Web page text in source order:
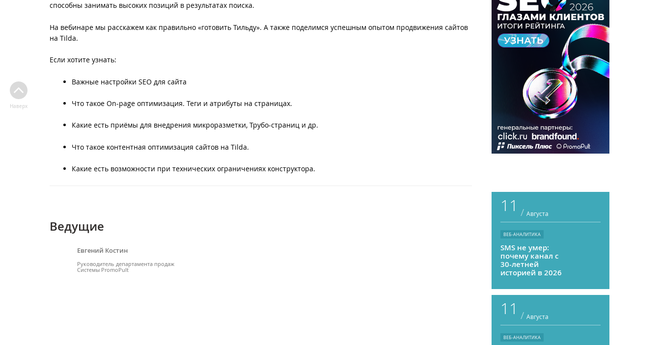
способны занимать высоких позиций в результатах поиска.
На вебинаре мы расскажем как правильно «готовить Тильду». А также поделимся успешным опытом продвижения сайтов
на Tilda.
Если хотите узнать:
Важные настройки SEO для сайта
Что такое On-page оптимизация. Теги и атрибуты на страницах.
Какие есть приёмы для внедрения микроразметки, Трубо-страниц и др.
Что такое контентная оптимизация сайтов на Tilda.
Какие есть возможности при технических ограничениях конструктора.
Ведущие
Евгений Костин
Руководитель департамента продаж
Системы PromoPult
Наверх
11 / Августа
ВЕБ-АНАЛИТИКА
SMS не умер:
почему канал с
30-летней
историей в 2026
приносить ROMI
выше, чем
мессенджеры
11 / Августа
ВЕБ-АНАЛИТИКА